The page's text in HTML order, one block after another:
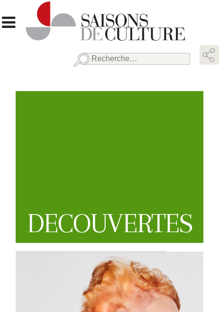
Rechercher :
DECOUVERTES